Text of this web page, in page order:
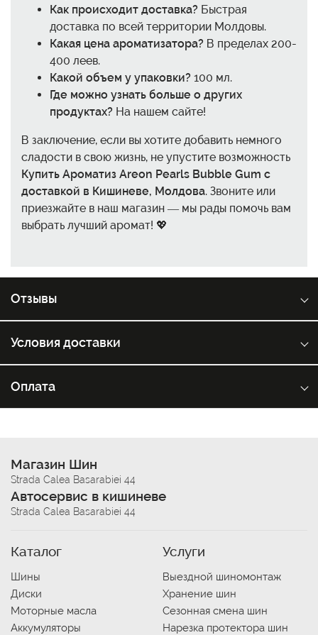
Как происходит доставка? Быстрая
доставка по всей территории Молдовы.
Какая цена ароматизатора? В пределах 200-
400 леев.
Какой объем у упаковки? 100 мл.
Где можно узнать больше о других
продуктах? На нашем сайте!
В заключение, если вы хотите добавить немного
сладости в свою жизнь, не упустите возможность
Купить Ароматиз Areon Pearls Bubble Gum с
доставкой в Кишиневе, Молдова. Звоните или
приезжайте в наш магазин — мы рады помочь вам
выбрать лучший аромат! 💖
Отзывы
Условия доставки
Оплата
Магазин Шин
Strada Calea Basarabiei 44
Автосервис в кишиневе
Strada Calea Basarabiei 44
Каталог
Шины
Диски
Моторные масла
Аккумуляторы
Услуги
Выездной шиномонтаж
Хранение шин
Сезонная смена шин
Нарезка протектора шин